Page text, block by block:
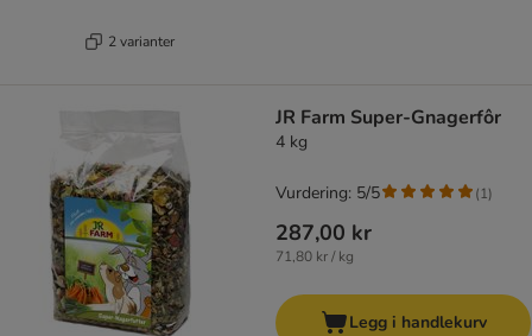
2 varianter
JR Farm Super-Gnagerfôr
4 kg
287,00 kr
71,80 kr / kg
Vurdering: 5/5 (1)
Legg i handlekurv